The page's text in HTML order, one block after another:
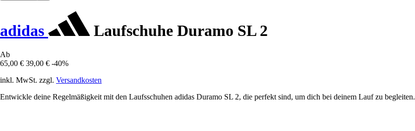
adidas Laufschuhe Duramo SL 2
Ab
65,00 € 39,00 € -40%
inkl. MwSt. zzgl. Versandkosten
Entwickle deine Regelmäßigkeit mit den Laufsschuhen adidas Duramo SL 2, die perfekt sind, um dich bei deinem Lauf zu begleiten.